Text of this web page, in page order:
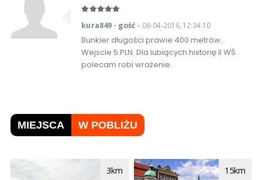
kura849 - gość– 06-04-2016, 12:34:10
Bunkier długości prawie 400 metrów.
Wejscie 5 PLN. Dla lubiących historię II WŚ
polecam robi wrażenie.
MIEJSCA W POBLIŻU
3km 15km